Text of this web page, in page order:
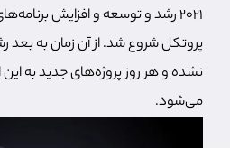
2021 رشد و توسعه و افزایش
پروتکل شروع شد. از آن زمان به
نشده و هر روز پروژه‌های جدید به
می‌شود.